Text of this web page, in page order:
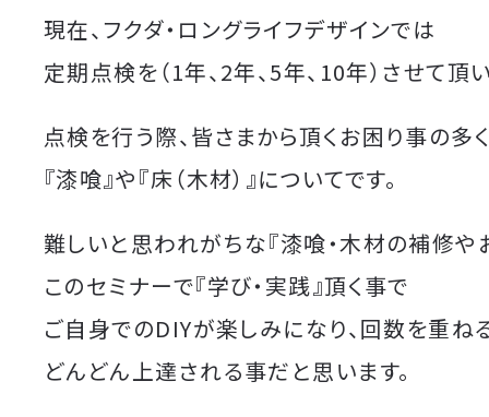
現在、フクダ・ロングライフデザインでは
定期点検を（1年、2年、5年、10年）させて頂
点検を行う際、皆さまから頂くお困り事の多
『漆喰』や『床（木材）』についてです。
難しいと思われがちな『漆喰・木材の補修や
このセミナーで『学び・実践』頂く事で
ご自身でのDIYが楽しみになり、回数を重ね
どんどん上達される事だと思います。